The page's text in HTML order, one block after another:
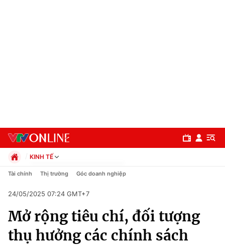
Chuyên mục
Chính trị
KINH TẾ
Chính trị
Pháp luật
Kinh tế
Thể thao
Truyền hình
Tài chính Thị trường Góc doanh nghiệp
24/05/2025 07:24 GMT+7
Mở rộng tiêu chí, đối tượng
thụ hưởng các chính sách